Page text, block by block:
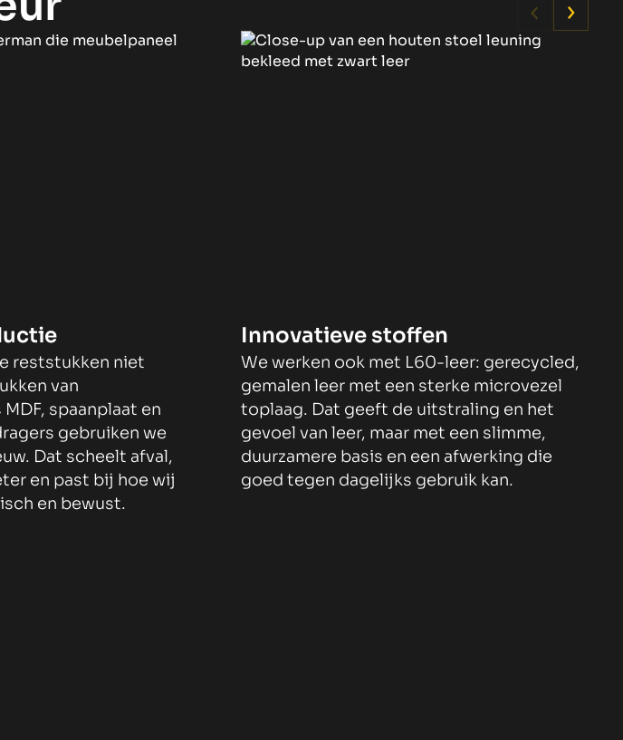
reststukken niet
van
spaanplaat en
gebruiken we
Dat scheelt afval,
en past bij hoe wij
en bewust.
Innovatieve stoffen
We werken ook met L60-leer: gerecycled,
gemalen leer met een sterke microvezel
toplaag. Dat geeft de uitstraling en het
gevoel van leer, maar met een slimme,
duurzamere basis en een afwerking die
goed tegen dagelijks gebruik kan.